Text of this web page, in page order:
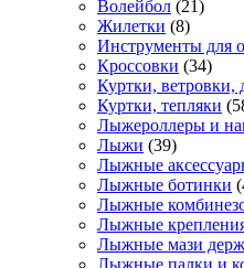
Волейбол (21)
Жилетки (8)
Инструменты для
Кроссовки (34)
Куртки, ветровки,
Куртки, тепляки
Лыжероллеры и
Лыжи (39)
Лыжные
Лыжные ботинки
Лыжные
Лыжные
Лыжные мази
Лыжные палки и